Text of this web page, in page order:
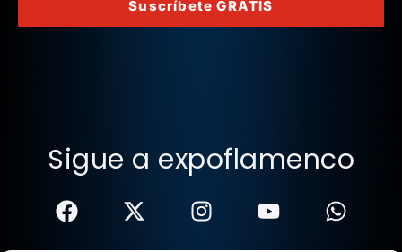
Suscríbete GRATIS
Sigue a expoflamenco